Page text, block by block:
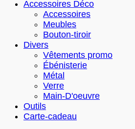
Accessoires Déco
Accessoires
Meubles
Bouton-tiroir
Divers
Vêtements promo
Ébénisterie
Métal
Verre
Main-D'oeuvre
Outils
Carte-cadeau